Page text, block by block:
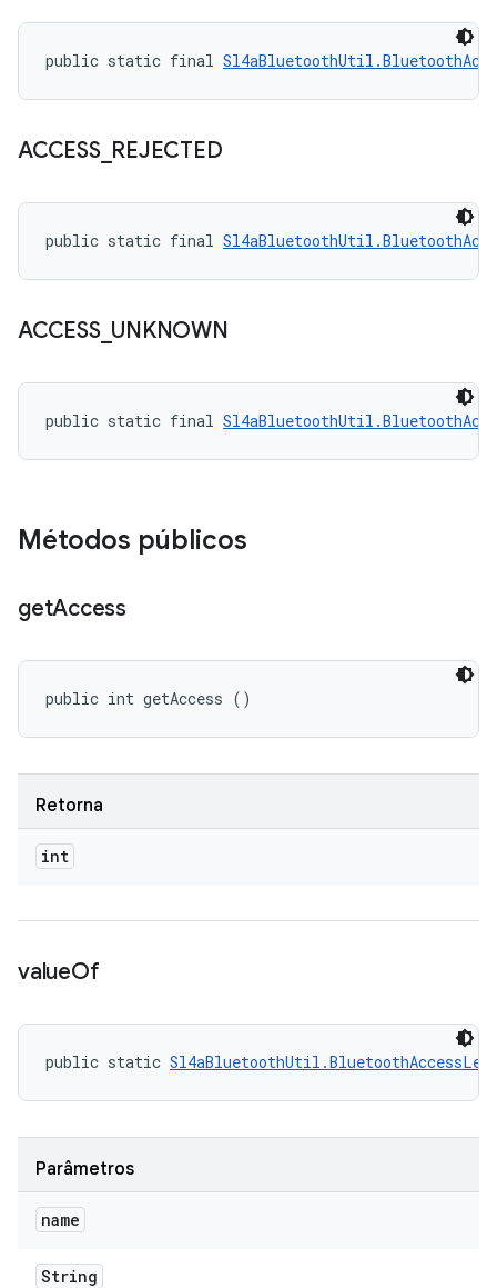
public static final
ACCESS_ REJECTED
public static final
ACCESS_ UNKNOWN
public static final
Métodos públicos
getAccess
public int getAccess ()
Retorna
int
valueOf
public static
Parâmetros
name
String